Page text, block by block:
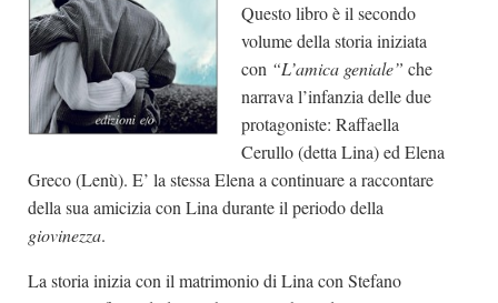
Case editrici
Partnership
Giallo Stresa
Premio Chiara
Tabù Festival 2014
A Tutto Volume
Salone di Torino
Marketing
Questo libro è il secondo
volume della storia iniziata
con “L’amica geniale” che
narrava l’infanzia delle due
protagoniste: Raffaella
Cerullo (detta Lina) ed Elena
Greco (Lenù). E’ la stessa Elena a continuare a raccontare
della sua amicizia con Lina durante il periodo della
giovinezza.
La storia inizia con il matrimonio di Lina con Stefano